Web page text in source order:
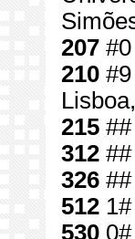
207 #0
210 #9
Lisboa,
215 ##
312 ##
326 ##
512 1#
530 0#